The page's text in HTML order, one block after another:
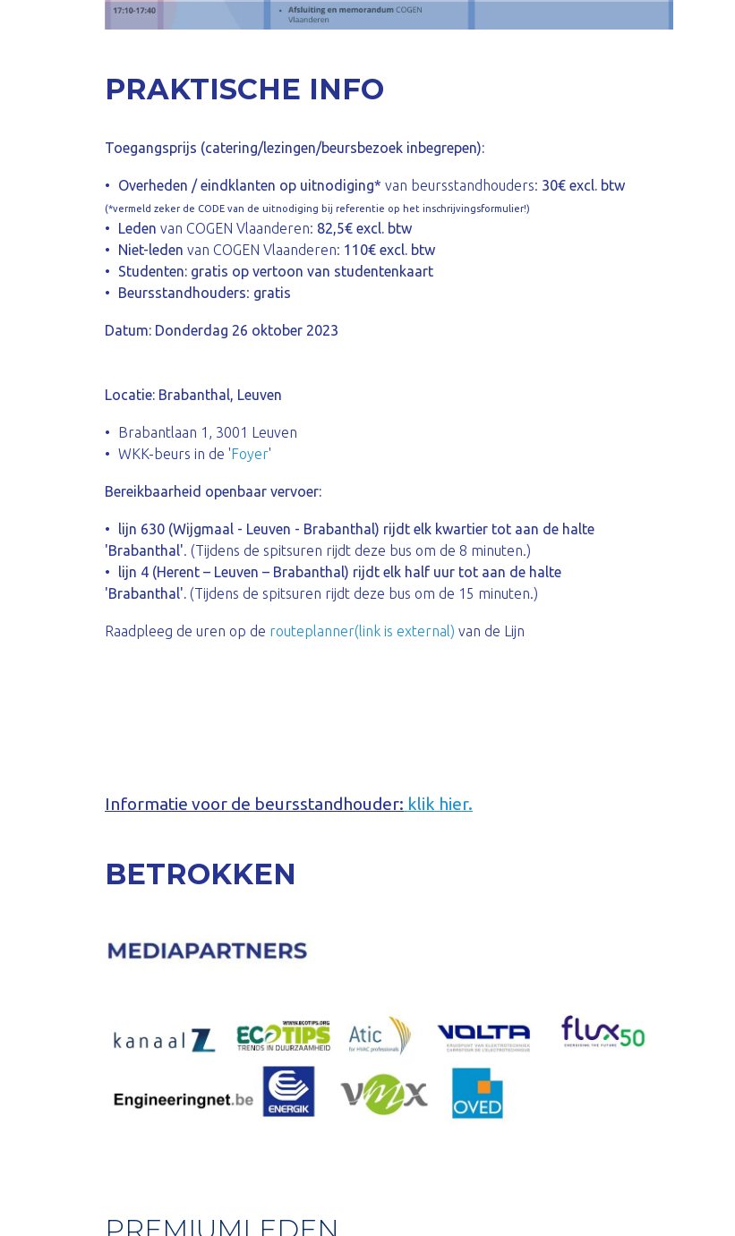
PRAKTISCHE INFO
Toegangsprijs (catering/lezingen/beursbezoek inbegrepen):
Overheden / eindklanten op uitnodiging* van beursstandhouders: 30€ excl. btw
(*vermeld zeker de CODE van de uitnodiging bij referentie op het inschrijvingsformulier!)
Leden van COGEN Vlaanderen: 82,5€ excl. btw
Niet-leden van COGEN Vlaanderen: 110€ excl. btw
Studenten: gratis op vertoon van studentenkaart
Beursstandhouders: gratis
Datum: Donderdag 26 oktober 2023
Locatie: Brabanthal, Leuven
Brabantlaan 1, 3001 Leuven
WKK-beurs in de 'Foyer'
Bereikbaarheid openbaar vervoer:
lijn 630 (Wijgmaal - Leuven - Brabanthal) rijdt elk kwartier tot aan de halte
'Brabanthal'. (Tijdens de spitsuren rijdt deze bus om de 8 minuten.)
lijn 4 (Herent – Leuven – Brabanthal) rijdt elk half uur tot aan de halte
'Brabanthal'. (Tijdens de spitsuren rijdt deze bus om de 15 minuten.)
Raadpleeg de uren op de routeplanner(link is external) van de Lijn
Informatie voor de beursstandhouder: klik hier.
BETROKKEN
PREMIUMLEDEN